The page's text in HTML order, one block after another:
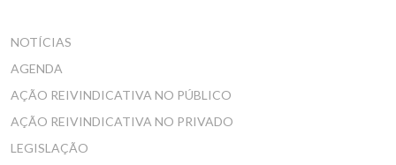
NOTÍCIAS
AGENDA
AÇÃO REIVINDICATIVA NO PÚBLICO
AÇÃO REIVINDICATIVA NO PRIVADO
LEGISLAÇÃO